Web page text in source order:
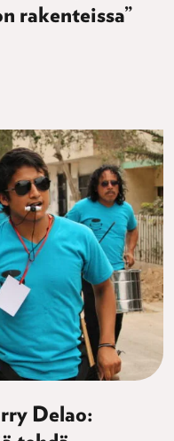
rakenteissa”
Delao: